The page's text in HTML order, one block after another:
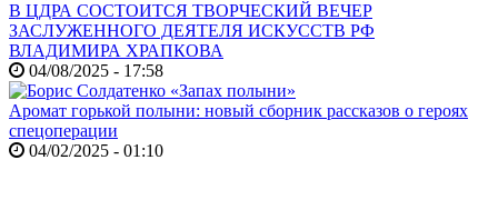
В ЦДРА СОСТОИТСЯ ТВОРЧЕСКИЙ ВЕЧЕР
ЗАСЛУЖЕННОГО ДЕЯТЕЛЯ ИСКУССТВ РФ
ВЛАДИМИРА ХРАПКОВА
04/08/2025 - 17:58
Аромат горькой полыни: новый сборник рассказов о героях
спецоперации
04/02/2025 - 01:10